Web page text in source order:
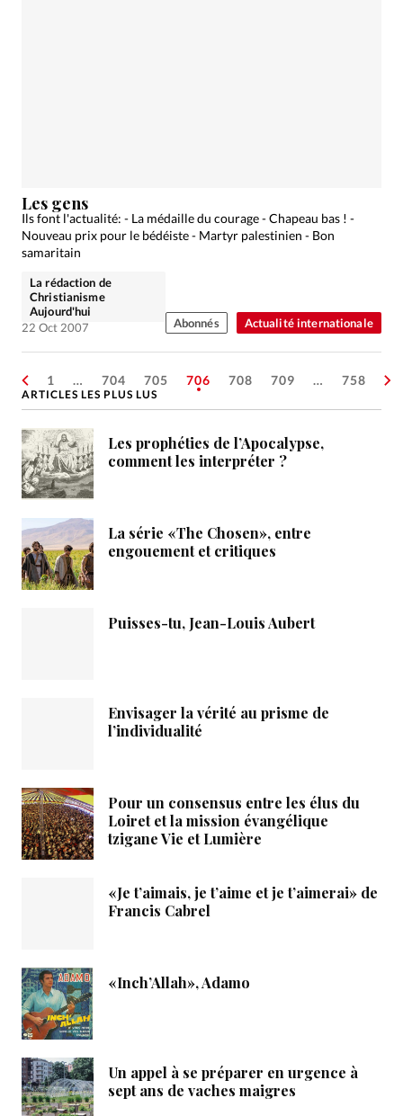
Actualité internationale
Les gens
Ils font l'actualité: - La médaille du courage - Chapeau bas ! -
Nouveau prix pour le bédéiste - Martyr palestinien - Bon
samaritain
La rédaction de
Christianisme
Aujourd'hui
22 Oct 2007
Abonnés
1 … 704 705 706 708 709 … 758
ARTICLES LES PLUS LUS
Les prophéties de l’Apocalypse,
comment les interpréter ?
La série «The Chosen», entre
engouement et critiques
Puisses-tu, Jean-Louis Aubert
Envisager la vérité au prisme de
l’individualité
Pour un consensus entre les élus du
Loiret et la mission évangélique
tzigane Vie et Lumière
«Je t’aimais, je t’aime et je t’aimerai» de
Francis Cabrel
«Inch’Allah», Adamo
Un appel à se préparer en urgence à
sept ans de vaches maigres